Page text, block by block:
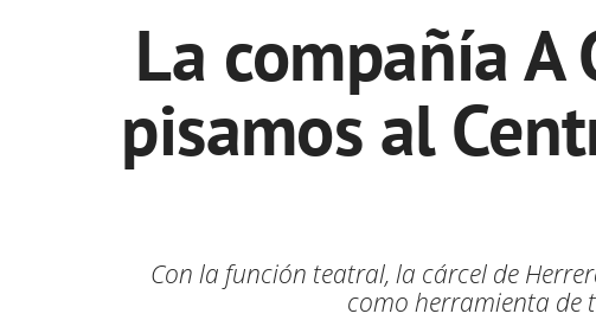
La compañía
pisamos al
Con la función teatral, la cárcel de
como herramienta de